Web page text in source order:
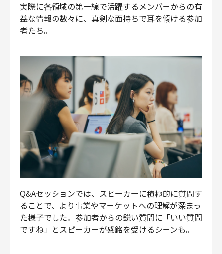
実際に各領域の第一線で活躍するメンバーからの有
益な情報の数々に、真剣な面持ちで耳を傾ける参加
者たち。
Q&Aセッションでは、スピーカーに積極的に質問す
ることで、より事業やマーケットへの理解が深まっ
た様子でした。参加者からの鋭い質問に「いい質問
ですね」とスピーカーが感銘を受けるシーンも。